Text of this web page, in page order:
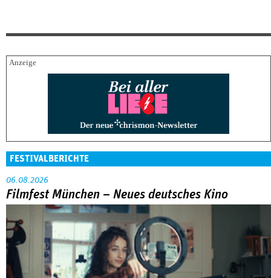
FESTIVALBERICHTE
06.08.2026
Filmfest München – Neues deutsches Kino